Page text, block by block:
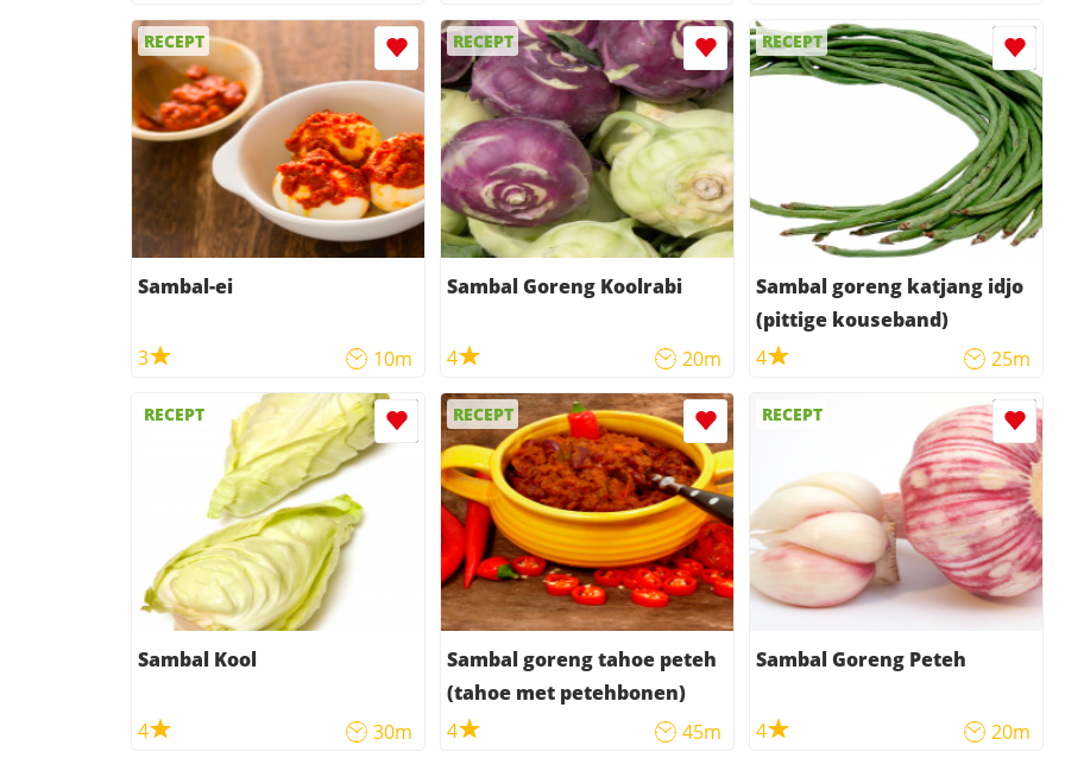
RECEPT
Sambal-ei
3 10m
RECEPT
Sambal Goreng Koolrabi
4 20m
RECEPT
Sambal goreng katjang idjo
(pittige kouseband)
4
25m
RECEPT
Sambal Kool
4 30m
RECEPT
Sambal goreng tahoe peteh
(tahoe met petehbonen)
4
45m
RECEPT
Sambal Goreng Peteh
4 20m